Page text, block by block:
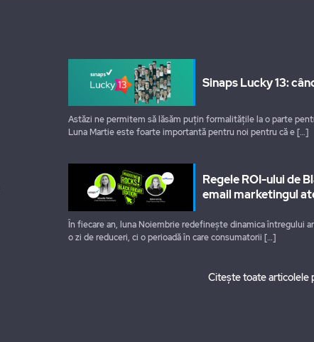
Sinaps Lucky 13:
Astăzi ne permitem să lăsăm puțin formalitățile la o parte
Luna Martie este foarte importantă pentru noi pentru că e[…]
Regele ROI-ului de
email marketingul
În fiecare an, luna Noiembrie redefinește dinamica întregului
o zi de reduceri, ci o perioadă în care consumatorii […]
Citește toate articolele